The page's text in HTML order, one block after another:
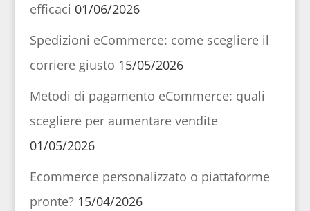
efficaci 01/06/2026
Spedizioni eCommerce: come scegliere il
corriere giusto 15/05/2026
Metodi di pagamento eCommerce: quali
scegliere per aumentare vendite
01/05/2026
Ecommerce personalizzato o piattaforme
pronte? 15/04/2026